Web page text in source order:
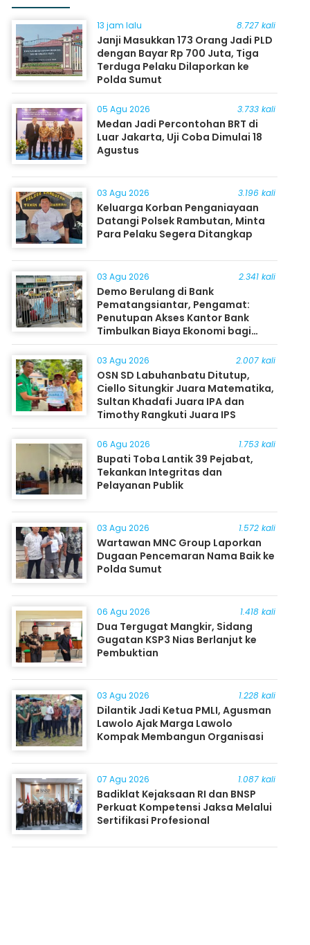
13 jam lalu 8.727 kali
Janji Masukkan 173 Orang Jadi PLD
dengan Bayar Rp 700 Juta, Tiga
Terduga Pelaku Dilaporkan ke
Polda Sumut
05 Agu 2026 3.733 kali
Medan Jadi Percontohan BRT di
Luar Jakarta, Uji Coba Dimulai 18
Agustus
03 Agu 2026 3.196 kali
Keluarga Korban Penganiayaan
Datangi Polsek Rambutan, Minta
Para Pelaku Segera Ditangkap
03 Agu 2026 2.341 kali
Demo Berulang di Bank
Pematangsiantar, Pengamat:
Penutupan Akses Kantor Bank
Timbulkan Biaya Ekonomi bagi
Masyarakat
03 Agu 2026 2.007 kali
OSN SD Labuhanbatu Ditutup,
Ciello Situngkir Juara Matematika,
Sultan Khadafi Juara IPA dan
Timothy Rangkuti Juara IPS
06 Agu 2026 1.753 kali
Bupati Toba Lantik 39 Pejabat,
Tekankan Integritas dan
Pelayanan Publik
03 Agu 2026 1.572 kali
Wartawan MNC Group Laporkan
Dugaan Pencemaran Nama Baik ke
Polda Sumut
06 Agu 2026 1.418 kali
Dua Tergugat Mangkir, Sidang
Gugatan KSP3 Nias Berlanjut ke
Pembuktian
03 Agu 2026 1.228 kali
Dilantik Jadi Ketua PMLI, Agusman
Lawolo Ajak Marga Lawolo
Kompak Membangun Organisasi
07 Agu 2026 1.087 kali
Badiklat Kejaksaan RI dan BNSP
Perkuat Kompetensi Jaksa Melalui
Sertifikasi Profesional